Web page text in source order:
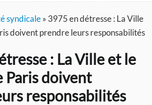
syndicale» 3975 en détresse : La Ville
doivent prendre leurs responsabilités
: La Ville et le
Paris doivent
responsabilités